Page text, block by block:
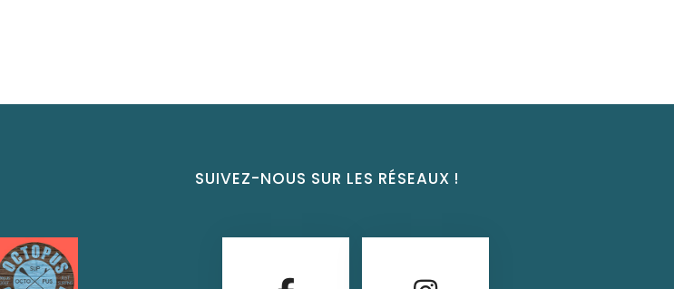
SUIVEZ-NOUS SUR LES RÉSEAUX !